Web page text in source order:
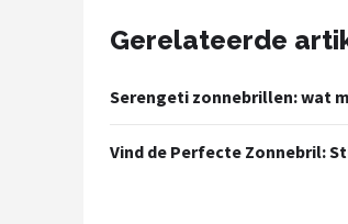
Gerelateerde
Serengeti zonnebrillen: wat
Vind de Perfecte Zonnebril: